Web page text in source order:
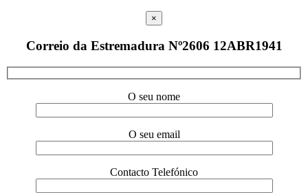
×
Correio da Estremadura Nº2606 12ABR1941
O seu nome
O seu email
Contacto Telefónico